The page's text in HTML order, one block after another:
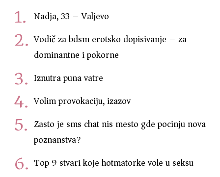
Nadja, 33 – Valjevo
Vodič za bdsm erotsko dopisivanje – za
dominantne i pokorne
Iznutra puna vatre
Volim provokaciju, izazov
Zasto je sms chat nis mesto gde pocinju nova
poznanstva?
Top 9 stvari koje hotmatorke vole u seksu